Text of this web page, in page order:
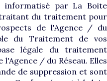
informatisé par La Boite
du traitement pour
de l'Agence / du
du Traitement de vos
légale du traitement
/ du Réseau. Elles
de suppression et sont